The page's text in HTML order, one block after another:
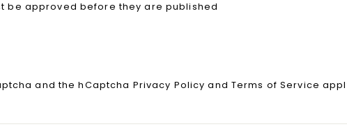
be approved before they are published
and the hCaptcha Privacy Policy and Terms of Service